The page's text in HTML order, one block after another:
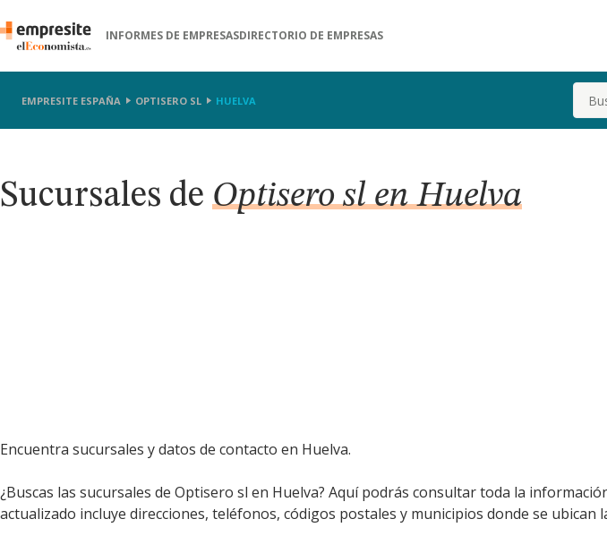
INFORMES DE EMPRESASDIRECTORIO DE EMPRESAS
EMPRESITE ESPAÑA OPTISERO SL HUELVA
Sucursales de Optisero sl en Huelva
Encuentra sucursales y datos de contacto en Huelva.
¿Buscas las sucursales de Optisero sl en Huelva? Aquí podrás consultar toda la
actualizado incluye direcciones, teléfonos, códigos postales y municipios donde se ubican